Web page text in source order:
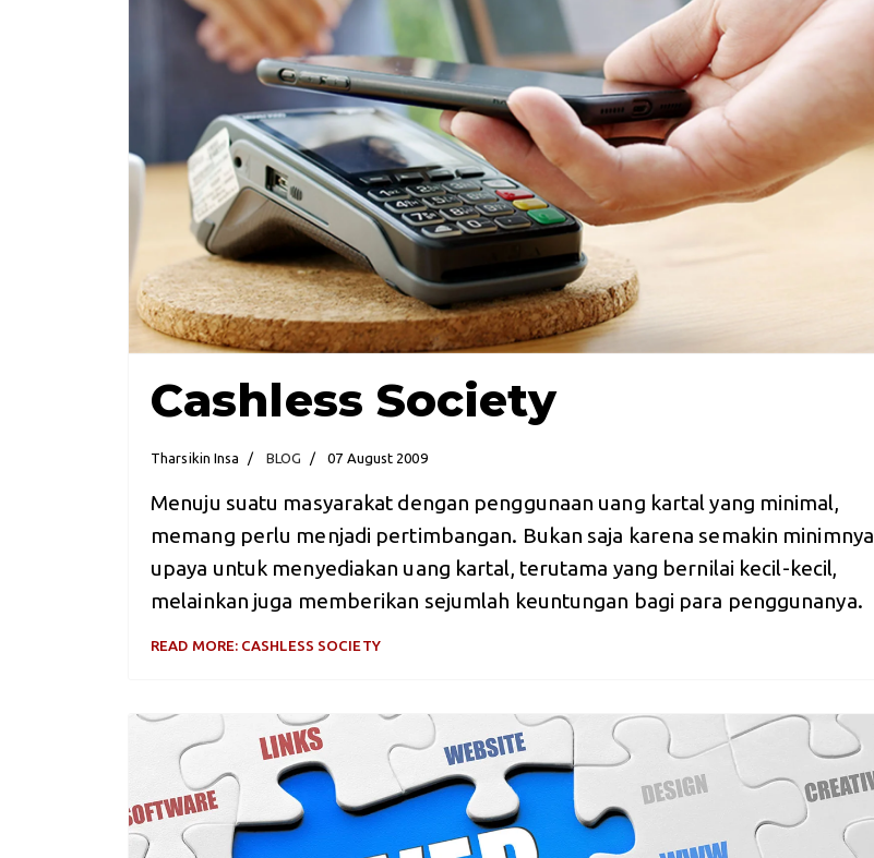
Cashless Society
Tharsikin Insa BLOG 07 August 2009
Menuju suatu masyarakat dengan penggunaan uang kartal yang minimal,
memang perlu menjadi pertimbangan. Bukan saja karena semakin minimnya
upaya untuk menyediakan uang kartal, terutama yang bernilai kecil-kecil,
melainkan juga memberikan sejumlah keuntungan bagi para penggunanya.
READ MORE: CASHLESS SOCIETY